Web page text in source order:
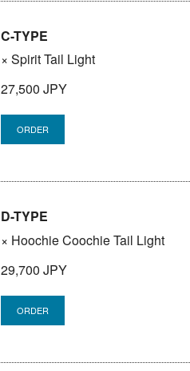
C-TYPE
× Spirit Tail Light
27,500 JPY
D-TYPE
× Hoochie Coochie Tail Light
29,700 JPY